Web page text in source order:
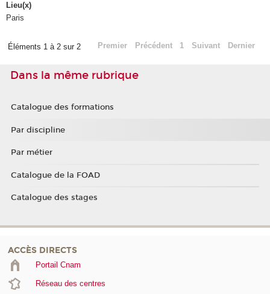
Lieu(x)
Paris
Éléments 1 à 2 sur 2 Premier Précédent 1 Suivant Dernier
Dans la même rubrique
Catalogue des formations
Par discipline
Par métier
Catalogue de la FOAD
Catalogue des stages
ACCÈS DIRECTS
Portail Cnam
Réseau des centres